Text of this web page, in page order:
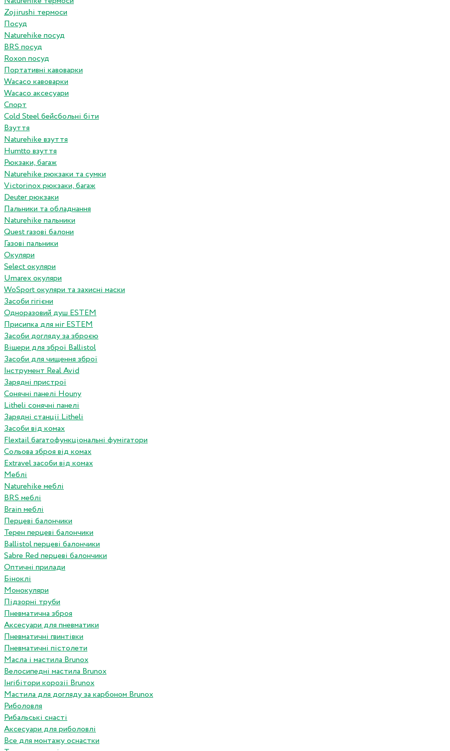
Zojirushi термоси
Посуд
Naturehike посуд
BRS посуд
Roxon посуд
Портативні кавоварки
Wacaco кавоварки
Wacaco аксесуари
Спорт
Cold Steel бейсбольні біти
Взуття
Naturehike взуття
Humtto взуття
Рюкзаки, багаж
Naturehike рюкзаки та сумки
Victorinox рюкзаки, багаж
Deuter рюкзаки
Пальники та обладнання
Naturehike пальники
Quest газові балони
Газові пальники
Окуляри
Select окуляри
Umarex окуляри
WoSport окуляри та захисні маски
Засоби гігієни
Одноразовий душ ESTEM
Присипка для ніг ESTEM
Засоби догляду за зброєю
Вішери для зброї Ballistol
Засоби для чищення зброї
Інструмент Real Avid
Зарядні пристрої
Сонячні панелі Houny
Litheli сонячні панелі
Зарядні станції Litheli
Засоби від комах
Flextail багатофункціональні фумігатори
Сольова зброя від комах
Extravel засоби від комах
Меблі
Naturehike меблі
BRS меблі
Brain меблі
Перцеві балончики
Терен перцеві балончики
Ballistol перцеві балончики
Sabre Red перцеві балончики
Оптичні прилади
Біноклі
Монокуляри
Підзорні труби
Пневматична зброя
Аксесуари для пневматики
Пневматичні гвинтівки
Пневматичні пістолети
Масла і мастила Brunox
Велосипедні мастила Brunox
Інгібітори корозії Brunox
Мастила для догляду за карбоном Brunox
Риболовля
Рибальські снасті
Аксесуари для риболовлі
Все для монтажу оснастки